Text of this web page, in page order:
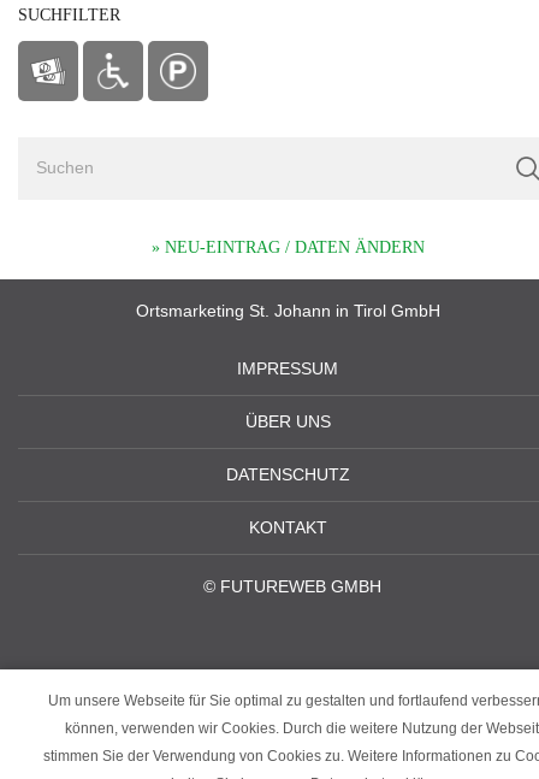
SUCHFILTER
» NEU-EINTRAG / DATEN ÄNDERN
Ortsmarketing St. Johann in Tirol GmbH
IMPRESSUM
ÜBER UNS
DATENSCHUTZ
KONTAKT
© FUTUREWEB GMBH
Um unsere Webseite für Sie optimal zu gestalten und fortlaufend
können, verwenden wir Cookies. Durch die weitere Nutzung der
stimmen Sie der Verwendung von Cookies zu. Weitere Informationen zu